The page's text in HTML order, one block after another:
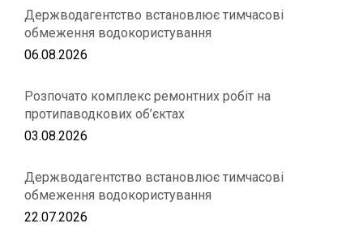
Держводагентство встановлює тимчасові
обмеження водокористування
06.08.2026
Розпочато комплекс ремонтних робіт на
протипаводкових об’єктах
03.08.2026
Держводагентство встановлює тимчасові
обмеження водокористування
22.07.2026